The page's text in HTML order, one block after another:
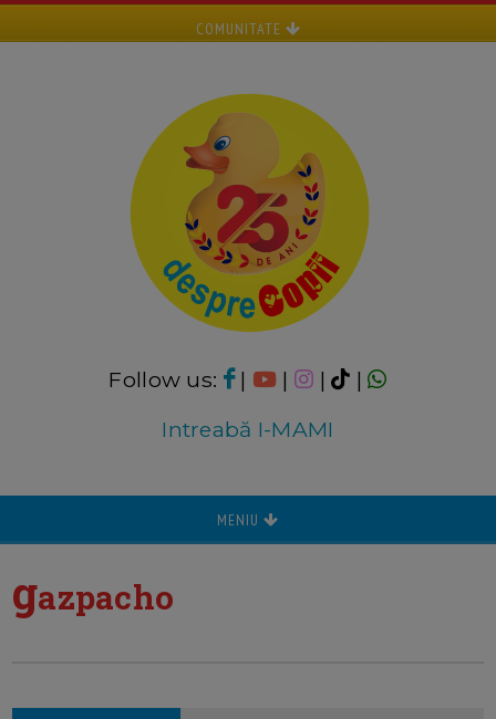
COMUNITATE
Follow us: | | |
|
Intreabă I-MAMI
MENIU
gazpacho